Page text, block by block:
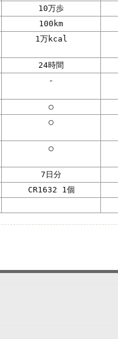
10万歩
100km
1万kcal
24時間
-
○
○
○
7日分
CR1632 1個